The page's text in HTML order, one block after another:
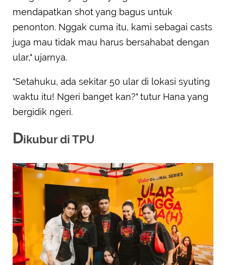
mendapatkan shot yang bagus untuk
penonton. Nggak cuma itu, kami sebagai casts
juga mau tidak mau harus bersahabat dengan
ular," ujarnya.
"Setahuku, ada sekitar 50 ular di lokasi syuting
waktu itu! Ngeri banget kan?" tutur Hana yang
bergidik ngeri.
Dikubur di TPU